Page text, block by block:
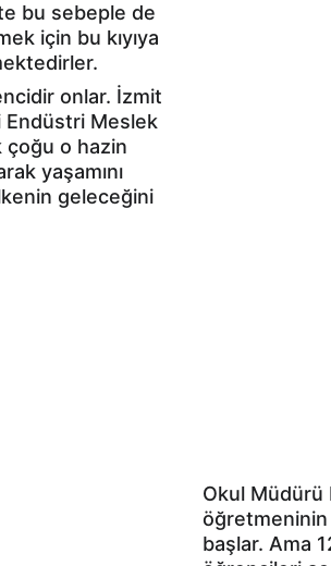
bu sebeple de
için bu kıyıya
onlar. İzmit
Endüstri Meslek
çoğu o hazin
yaşamını
geleceğini
Okul Müdürü
öğretmeninin
başlar. Ama